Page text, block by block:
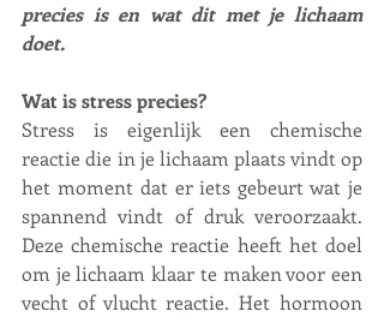
precies is en wat dit met je lichaam
doet.
Wat is stress precies?
Stress is eigenlijk een chemische
reactie die in je lichaam plaats vindt op
het moment dat er iets gebeurt wat je
spannend vindt of druk veroorzaakt.
Deze chemische reactie heeft het doel
om je lichaam klaar te maken voor een
vecht of vlucht reactie. Het hormoon